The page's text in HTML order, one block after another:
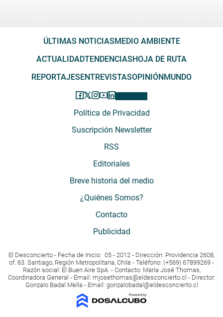
ÚLTIMAS NOTICIASMEDIO AMBIENTE
ACTUALIDADTENDENCIASHOJA DE RUTA
REPORTAJESENTREVISTASOPINIÓNMUNDO
Política de Privacidad
Suscripción Newsletter
RSS
Editoriales
Breve historia del medio
¿Quiénes Somos?
Contacto
Publicidad
El Desconcierto - Fecha de Inicio: 05 - 2012 - Dirección: Providencia 2608,
of. 63. Santiago, Región Metropolitana, Chile - Teléfono: (+569) 67899269 -
Razón social: El Buen Aire SpA. - Contacto: María José Thomas,
Coordinadora General - Email: mjosethomas@eldesconcierto.cl - Director:
Gonzalo Badal Mella - Email: gonzalobadal@eldesconcierto.cl